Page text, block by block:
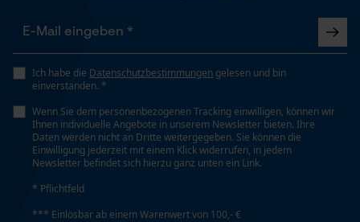
Ich habe die Datenschutzbestimmungen gelesen und bin
einverstanden. *
Wenn Sie dem personenbezogenen Tracking einwilligen, können wir
Ihnen individuelle Angebote in unserem Newsletter bieten. Ihre
Daten werden nicht an Dritte weitergegeben. Sie können die
Einwilligung jederzeit mit einem Klick widerrufen, in jedem
Newsletter befindet sich hierzu ganz unten ein Link.
* Pflichtfeld
*** Einlösbar ab einem Warenwert von 100,- €
Kontaktaufnahme per Chat
Event Tracking